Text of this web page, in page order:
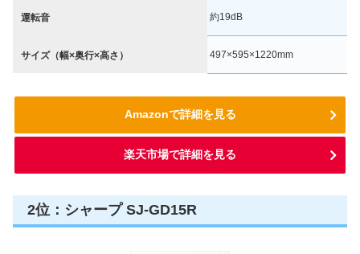
運転音 約19dB
サイズ（幅×奥行×高さ） 497×595×1220mm
Amazonで詳細を見る
楽天市場で詳細を見る
2位：シャープ SJ-GD15R